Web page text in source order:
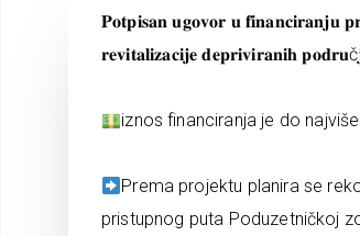
𝐏𝐨𝐭𝐩𝐢𝐬𝐚𝐧 𝐮𝐠𝐨𝐯𝐨𝐫 𝐮 𝐟𝐢𝐧𝐚𝐧𝐜𝐢𝐫𝐚𝐧𝐣𝐮
𝐫𝐞𝐯𝐢𝐭𝐚𝐥𝐢𝐳𝐚𝐜𝐢𝐣𝐞 𝐝𝐞𝐩𝐫𝐢𝐯𝐢𝐫𝐚𝐧𝐢𝐡
iznos financiranja je do
Prema projektu planira se
pristupnog puta Poduzetničkoj